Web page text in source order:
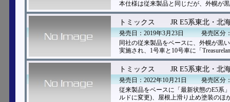
本仕様は従来製品と同じだが、外幌が
トミックス JR E5系東北・北
発売日：2019年3月23日
発売区分
同社の従来製品をベースに、外幌が黒
実施され、1号車と10号車に「
トミックス JR E5系東北・北
発売日：2022年10月21日
発売区分
従来製品をベースに「最新状態のE5系
ルドに変更)、屋根上滑り止め塗装のほ